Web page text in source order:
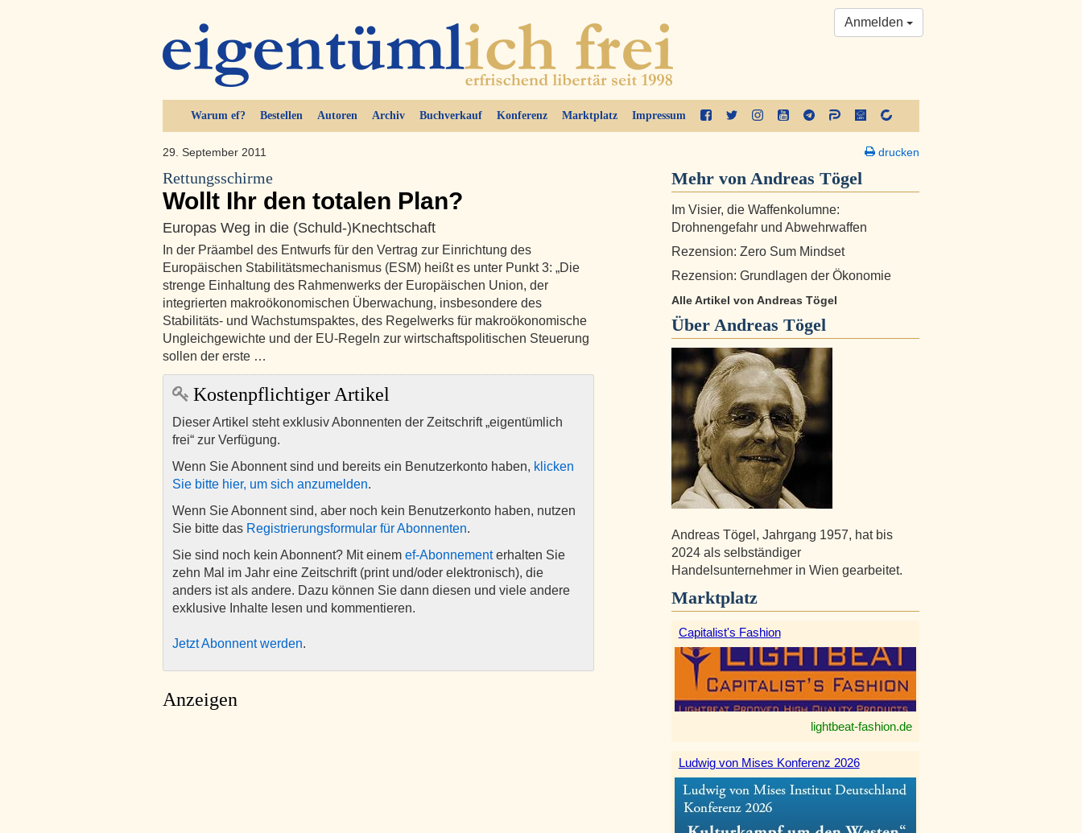
Warum ef? Bestellen Autoren Archiv Buchverkauf Konferenz Marktplatz Impressum
Anmelden
29. September 2011
Rettungsschirme
Wollt Ihr den totalen Plan?
Europas Weg in die (Schuld-)Knechtschaft
In der Präambel des Entwurfs für den Vertrag zur Einrichtung des
Europäischen Stabilitätsmechanismus (ESM) heißt es unter Punkt 3: „Die
strenge Einhaltung des Rahmenwerks der Europäischen Union, der
integrierten makroökonomischen Überwachung, insbesondere des
Stabilitäts- und Wachstumspaktes, des Regelwerks für makroökonomische
Ungleichgewichte und der EU-Regeln zur wirtschaftspolitischen Steuerung
sollen der erste …
Kostenpflichtiger Artikel
Dieser Artikel steht exklusiv Abonnenten der Zeitschrift „eigentümlich
frei“ zur Verfügung.
Wenn Sie Abonnent sind und bereits ein Benutzerkonto haben, klicken
Sie bitte hier, um sich anzumelden.
Wenn Sie Abonnent sind, aber noch kein Benutzerkonto haben, nutzen
Sie bitte das Registrierungsformular für Abonnenten.
Sie sind noch kein Abonnent? Mit einem ef-Abonnementerhalten Sie
zehn Mal im Jahr eine Zeitschrift (print und/oder elektronisch), die
anders ist als andere. Dazu können Sie dann diesen und viele andere
exklusive Inhalte lesen und kommentieren.
Jetzt Abonnent werden.
Anzeigen
drucken
Mehr von Andreas Tögel
Im Visier, die Waffenkolumne:
Drohnengefahr und Abwehrwaffen
Rezension: Zero Sum Mindset
Rezension: Grundlagen der Ökonomie
Alle Artikel von Andreas Tögel
Über Andreas Tögel
Andreas Tögel, Jahrgang 1957, hat bis
2024 als selbständiger
Handelsunternehmer in Wien gearbeitet.
Marktplatz
Capitalist's Fashion
lightbeat-fashion.de
Ludwig von Mises Konferenz 2026